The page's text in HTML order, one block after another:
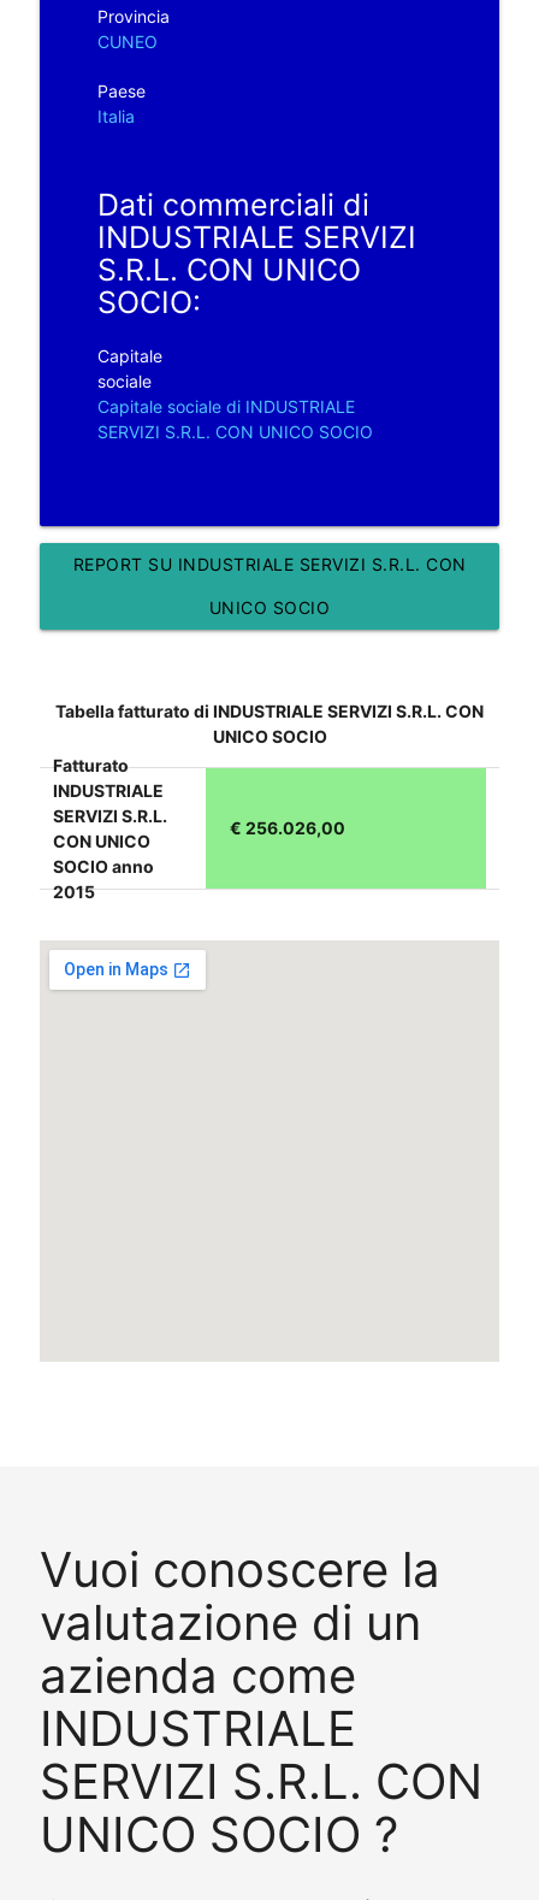
Provincia
CUNEO
Paese
Italia
Dati commerciali di
INDUSTRIALE SERVIZI
S.R.L. CON UNICO
SOCIO:
Capitale
sociale
Capitale sociale di INDUSTRIALE
SERVIZI S.R.L. CON UNICO SOCIO
REPORT SU INDUSTRIALE SERVIZI S.R.L. CON
UNICO SOCIO
Tabella fatturato di INDUSTRIALE SERVIZI S.R.L. CON
UNICO SOCIO
Fatturato
INDUSTRIALE
SERVIZI S.R.L.
CON UNICO
SOCIO anno
2015
€ 256.026,00
Vuoi conoscere la
valutazione di un
azienda come
INDUSTRIALE
SERVIZI S.R.L. CON
UNICO SOCIO ?